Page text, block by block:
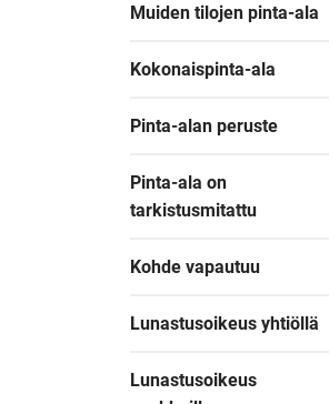
Muiden tilojen pinta-ala
Kokonaispinta-ala
Pinta-alan peruste
Pinta-ala on
tarkistusmitattu
Kohde vapautuu
Lunastusoikeus yhtiöllä
Lunastusoikeus